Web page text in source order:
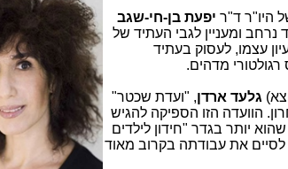
היו"ר ד"ר יפעת בן-חי-שגב
ומעניין לגבי העתיד של
עצמו, לעסוק בעתיד
רגולטורי מדהים.
גלעד ארדן, "ועדת שכטר"
הוועדה הזו הספיקה להגיש
יותר בגדר "חידון לילדים
לסיים את עבודתה בקרוב מאוד